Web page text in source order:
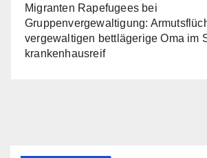
Migranten Rapefugees bei
Gruppenvergewaltigung:
vergewaltigen bettlägerige Oma im
krankenhausreif